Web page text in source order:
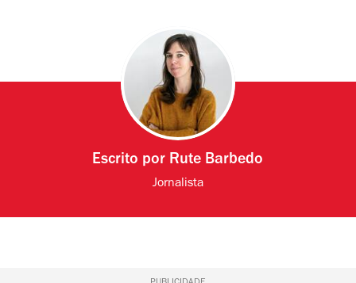
Escrito por Rute Barbedo
Jornalista